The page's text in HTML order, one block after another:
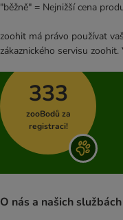
"běžně" = Nejnižší cena
zoohit má právo používat
zákaznického servisu
333
zooBodů za
registraci!
O nás a našich službách